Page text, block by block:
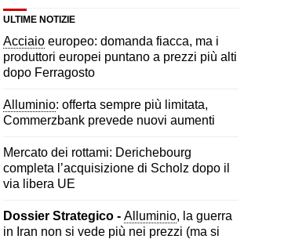
ULTIME NOTIZIE
Acciaio europeo: domanda fiacca, ma i
produttori europei puntano a prezzi più alti
dopo Ferragosto
Alluminio: offerta sempre più limitata,
Commerzbank prevede nuovi aumenti
Mercato dei rottami: Derichebourg
completa l’acquisizione di Scholz dopo il
via libera UE
Dossier Strategico - Alluminio, la guerra
in Iran non si vede più nei prezzi (ma si